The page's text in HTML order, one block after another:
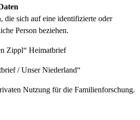
sich auf eine identifizierte oder
Person beziehen.
Zippl“ Heimatbrief
/ Unser Niederland“
Nutzung für die Familienforschung.